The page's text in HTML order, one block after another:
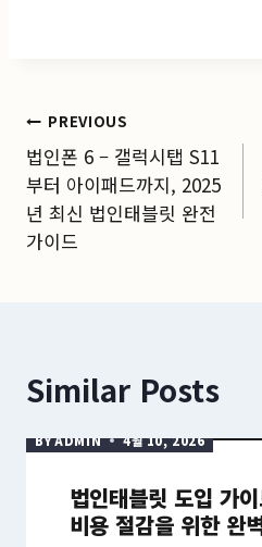
글
탐
색
PREVIOUS
법인폰 6 – 갤럭시탭 S11
부터 아이패드까지, 2025
년 최신 법인태블릿 완전
가이드
Similar Posts
법인태블릿 도입 가
비용 절감을 위한 완
BYADMIN 4월 10, 2026